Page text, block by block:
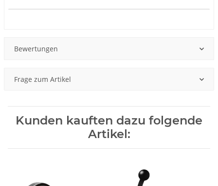
Bewertungen
Frage zum Artikel
Kunden kauften dazu folgende
Artikel: